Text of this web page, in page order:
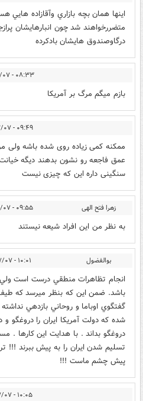
اينها همان بچه بازاري وآقازاده هايي
متضررخواهند شد چون انبارهايشان
درگاوصندوق هايشان بادكرده
۰۸:۳۳ - ۱۳۹۲/۰۷/۰۷
بازم میگم مرگ بر آمریکا
۰۹:۴۹ - ۱۳۹۲/۰۷/۰۷
ممكنه كمى زياده روى شده باشه ولى
عمق فاجعه رو نشون بدهند ديگه
سنگينى داره اين كه چيزى نيست
زهرا فتح الهی ۰۹:۵۵ - ۱۳۹۲/۰۷/۰۷
به نظر من این افراد شیعه نیستند
بوالفضول ۱۰:۰۱ - ۱۳۹۲/۰۷/۰۷
انجام تظاهرات منطقي درست است
باشد. ضمن اين كه بنظر ميرسد كه
گفتگوي اوباما و روحاني بازدهي
شده كه دولت آمريكا ايران را دروغگو و
دروغگو بداند . با هدايت اين كارها .
تسليم شدن ايران را به پيش ببرند !!!
پيش چشم ماست !!!
۱۰:۰۵ - ۱۳۹۲/۰۷/۰۷